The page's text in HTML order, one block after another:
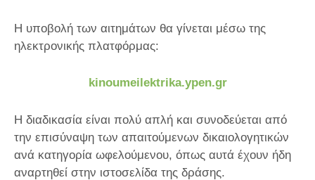
Η υποβολή των αιτημάτων θα γίνεται μέσω της
ηλεκτρονικής πλατφόρμας:
kinoumeilektrika.ypen.gr
Η διαδικασία είναι πολύ απλή και συνοδεύεται από
την επισύναψη των απαιτούμενων δικαιολογητικών
ανά κατηγορία ωφελούμενου, όπως αυτά έχουν ήδη
αναρτηθεί στην ιστοσελίδα της δράσης.